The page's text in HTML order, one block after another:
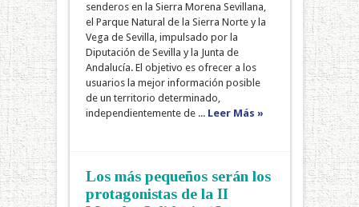
senderos en la Sierra Morena Sevillana,
el Parque Natural de la Sierra Norte y la
Vega de Sevilla, impulsado por la
Diputación de Sevilla y la Junta de
Andalucía. El objetivo es ofrecer a los
usuarios la mejor información posible
de un territorio determinado,
independientemente de ... Leer Más »
Los más pequeños serán los
protagonistas de la II